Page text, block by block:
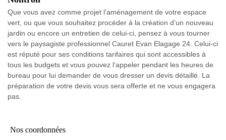
Que vous avez comme projet l’aménagement de votre espace
vert, ou que vous souhaitez procéder à la création d’un nouveau
jardin ou encore un entretien de celui-ci, pensez à vous tourner
vers le paysagiste professionnel Cauret Evan Elagage 24. Celui-ci
est réputé pour ses conditions tarifaires qui sont accessibles à
tous les budgets et vous pouvez l’appeler pendant les heures de
bureau pour lui demander de vous dresser un devis détaillé. La
préparation de votre devis vous sera offerte et ne vous engagera
pas.
Nos coordonnées